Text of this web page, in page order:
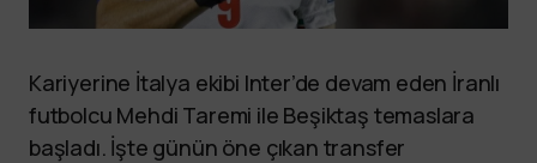
Kariyerine İtalya ekibi Inter’de devam eden İranlı
futbolcu Mehdi Taremi ile Beşiktaş temaslara
başladı. İşte günün öne çıkan transfer